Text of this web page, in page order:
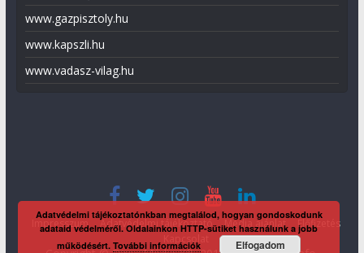
www.gazpisztoly.hu
www.kapszli.hu
www.vadasz-vilag.hu
Impresszum Adatvédelmi tájékoztató Média ajánlat
Előfizetés
Adatvédelmi tájékoztatónkban megtalálod, hogyan gondoskodunk
adataid védelméről. Oldalainkon HTTP-sütiket használunk a jobb
működésért.További információk Elfogadom